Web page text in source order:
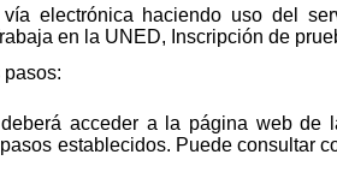
electrónica haciendo uso del
en la UNED, Inscripción de
acceder a la página web de
establecidos. Puede consultar